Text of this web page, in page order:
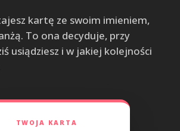
kartę ze swoim imieniem,
To ona decyduje, przy
usiądziesz i w jakiej kolejności
TWOJA KARTA